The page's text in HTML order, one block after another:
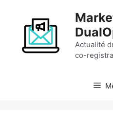
contenu
Actualité
co-